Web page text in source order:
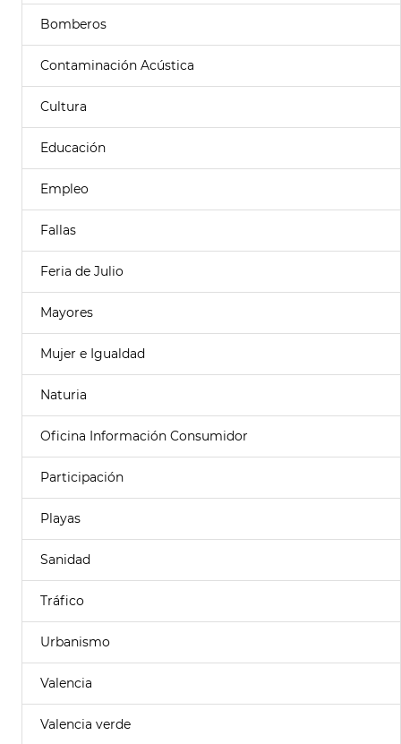
Bomberos
Contaminación Acústica
Cultura
Educación
Empleo
Fallas
Feria de Julio
Mayores
Mujer e Igualdad
Naturia
Oficina Información Consumidor
Participación
Playas
Sanidad
Tráfico
Urbanismo
Valencia
Valencia verde